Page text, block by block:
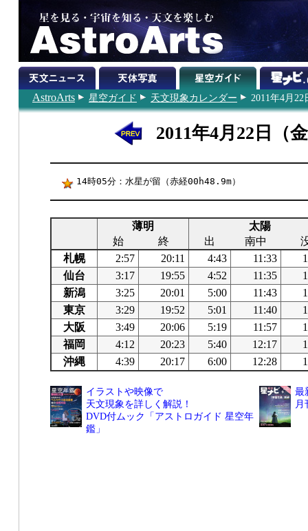
AstroArts 星空ガイド 天文現象カレンダー 2011年4月22
2011年4月22日（
14時05分：水星が留（赤経00h48.9m）
薄明
太陽
始
終 出 南中
札幌
2:57 20:11 4:43 11:33
仙台
3:17 19:55 4:52 11:35
新潟
3:25 20:01 5:00 11:43
東京
3:29 19:52 5:01 11:40
大阪
3:49 20:06 5:19 11:57
福岡
4:12 20:23 5:40 12:17
沖縄
4:39 20:17 6:00 12:28
イラストや映像で
天文現象を詳しく解説！
DVD付ムック「アストロガイド 星空年
鑑」
最
月